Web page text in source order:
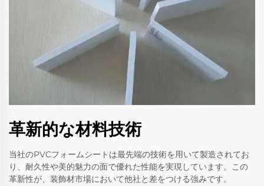
革新的な材料技術
当社のPVCフォームシートは最先端の技術を用いて製造されてお
り、耐久性や美的魅力の面で優れた性能を実現しています。この
革新性が、装飾材市場において他社と差をつける強みです。